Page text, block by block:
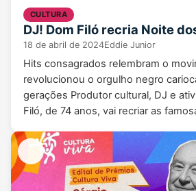
CULTURA
DJ! Dom Filó recria Noite
18 de abril de 2024Eddie Junior
Hits consagrados relembram o
revolucionou o orgulho negro
gerações Produtor cultural, DJ e
Filó, de 74 anos, vai recriar as